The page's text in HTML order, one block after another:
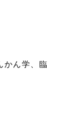
かん学、臨